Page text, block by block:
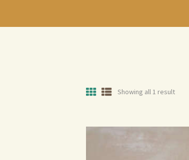
Showing all 1 result